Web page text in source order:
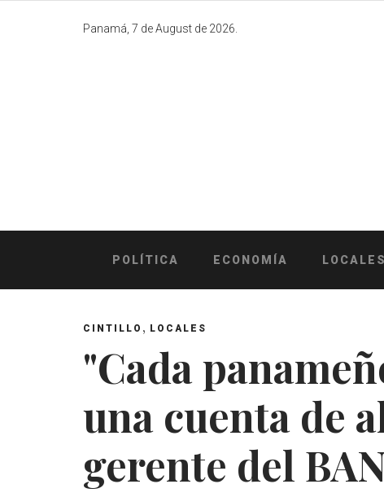
Panamá, 7 de August de 2026.
POLÍTICA ECONOMÍA LOCALES
CINTILLO , LOCALES
"Cada
una cuenta de
gerente del